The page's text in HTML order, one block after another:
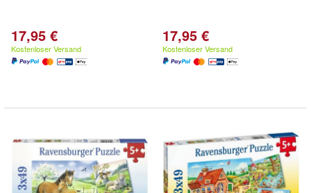
17,95 €
Kostenloser Versand
17,95 €
Kostenloser Versand